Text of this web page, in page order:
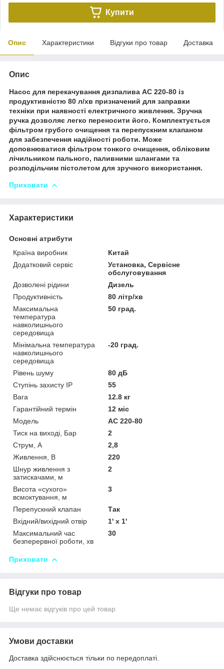
Купити
Опис Характеристики Відгуки про товар Доставка
Опис
Насос для перекачування дизпалива AC 220-80 із
продуктивністю 80 л/хв призначений для заправки
техніки при наявності електричного живлення. Зручна
ручка дозволяє легко переносити його. Комплектується
фільтром грубого очищення та перепускним клапаном
для забезпечення надійності роботи. Може
доповнюватися фільтром тонкого очищення, обліковим
лічильником пального, паливними шлангами та
розподільчим пістолетом для зручного використання.
Приховати
Характеристики
Основні атрибути
Країна виробник
Китай
Додатковий сервіс
Установка, Сервісне
обслуговування
Дозволені рідини
Дизель
Продуктивність
80 літр/хв
Максимальна
температура
навколишнього
середовища
50 град.
Мінімальна температура
навколишнього
середовища
-20 град.
Рівень шуму
80 дБ
Ступінь захисту IP
55
Вага
12.8 кг
Гарантійний термін
12 міс
Модель
AC 220-80
Тиск на виході, Бар
2
Струм, А
2,8
Живлення, В
220
Шнур живлення з
затискачами, м
2
Висота «сухого»
всмоктування, м
3
Перепускний клапан
Так
Вхідний/вихідний отвір
1' x 1'
Максимальний час
безперервної роботи, хв
30
Приховати
Відгуки про товар
Ще немає відгуків про цей товар
Умови доставки
Доставка здійснюється тільки по передоплаті.